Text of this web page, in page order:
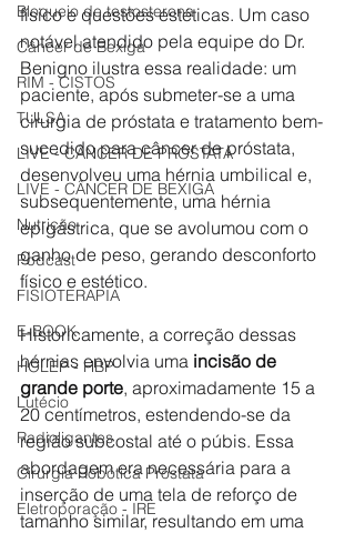
Bloqueio de testosterona
Câncer de Bexiga
RIM - CISTOS
TULSA
LIVE - CÂNCER DE PRÓSTATA
LIVE - CÂNCER DE BEXIGA
Nutrição
Podcast
FISIOTERAPIA
E-BOOK
HOLEP - HBP
Lutécio
Radioligantes
Cirurgia Robótica Próstata
Eletroporação - IRE
físico e questões estéticas. Um caso
notável atendido pela equipe do Dr.
Benigno ilustra essa realidade: um
paciente, após submeter-se a uma
cirurgia de próstata e tratamento bem-
sucedido para câncer de próstata,
desenvolveu uma hérnia umbilical e,
subsequentemente, uma hérnia
epigástrica, que se avolumou com o
ganho de peso, gerando desconforto
físico e estético.
Historicamente, a correção dessas
hérnias envolvia uma incisão de
grande porte, aproximadamente 15 a
20 centímetros, estendendo-se da
região subcostal até o púbis. Essa
abordagem era necessária para a
inserção de uma tela de reforço de
tamanho similar, resultando em uma